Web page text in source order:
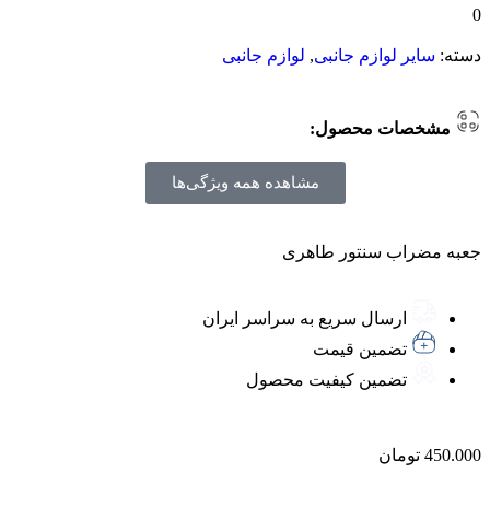
0
دسته: سایر لوازم جانبی, لوازم جانبی
مشخصات محصول:
مشاهده همه ویژگی‌ها
جعبه مضراب سنتور طاهری
ارسال سریع به سراسر ایران
تضمین قیمت
تضمین کیفیت محصول
450.000 تومان